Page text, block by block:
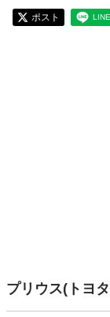
ポスト
プリウス(トヨ